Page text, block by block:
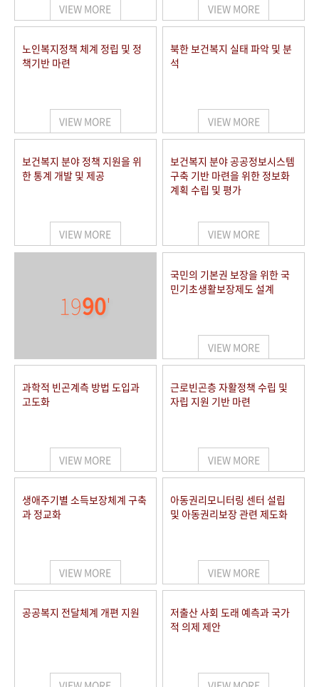
VIEW MORE VIEW MORE
노인복지정책 체계 정립 및 정
책기반 마련
VIEW MORE
북한 보건복지 실태 파악 및 분
석
VIEW MORE
보건복지 분야 정책 지원을 위
한 통계 개발 및 제공
VIEW MORE
보건복지 분야 공공정보시스템
구축 기반 마련을 위한 정보화
계획 수립 및 평가
VIEW MORE
1990'
국민의 기본권 보장을 위한 국
민기초생활보장제도 설계
VIEW MORE
과학적 빈곤계측 방법 도입과
고도화
VIEW MORE
근로빈곤층 자활정책 수립 및
자립 지원 기반 마련
VIEW MORE
생애주기별 소득보장체계 구축
과 정교화
VIEW MORE
아동권리모니터링 센터 설립
및 아동권리보장 관련 제도화
VIEW MORE
공공복지 전달체계 개편 지원
저출산 사회 도래 예측과 국가
적 의제 제안